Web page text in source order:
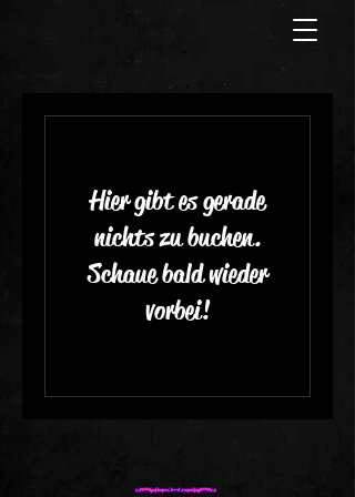
Hier gibt es gerade
nichts zu buchen.
Schaue bald wieder
vorbei!